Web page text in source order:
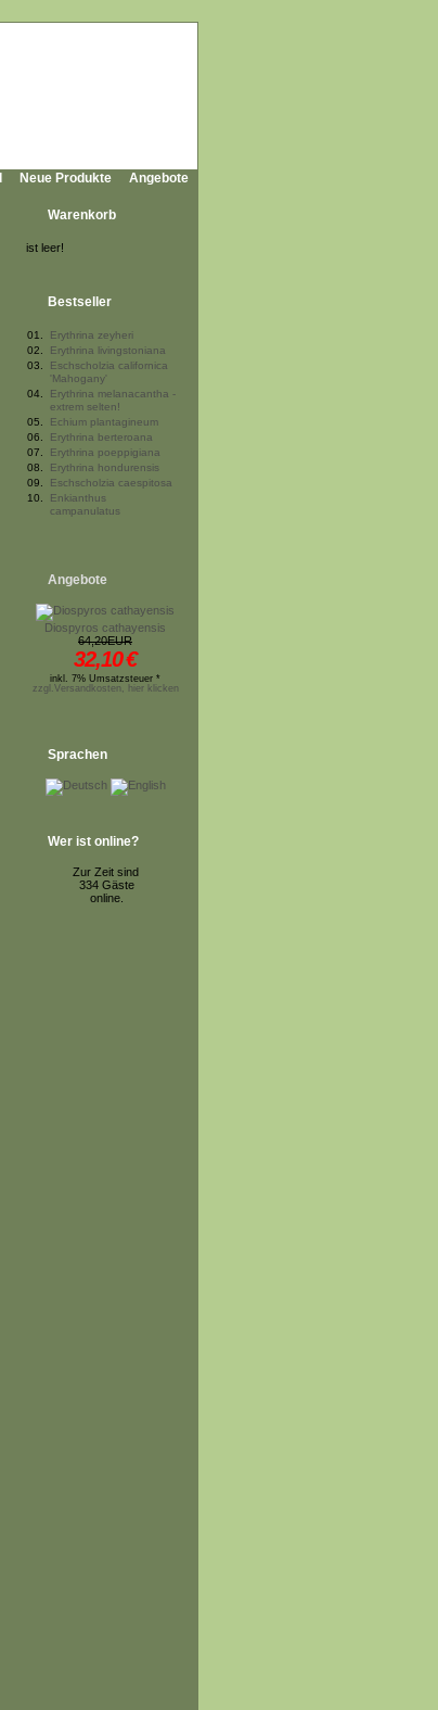
Neue Produkte Angebote
Warenkorb
ist leer!
Bestseller
01.
Erythrina zeyheri
02.
Erythrina livingstoniana
03.
Eschscholzia californica
'Mahogany'
04.
Erythrina melanacantha -
extrem selten!
05.
Echium plantagineum
06.
Erythrina berteroana
07.
Erythrina poeppigiana
08.
Erythrina hondurensis
09.
Eschscholzia caespitosa
10.
Enkianthus
campanulatus
Angebote
Diospyros cathayensis
64,20EUR
32,10€
inkl. 7% Umsatzsteuer *
zzgl.Versandkosten, hier klicken
Sprachen
Wer ist online?
Zur Zeit sind
334 Gäste
online.